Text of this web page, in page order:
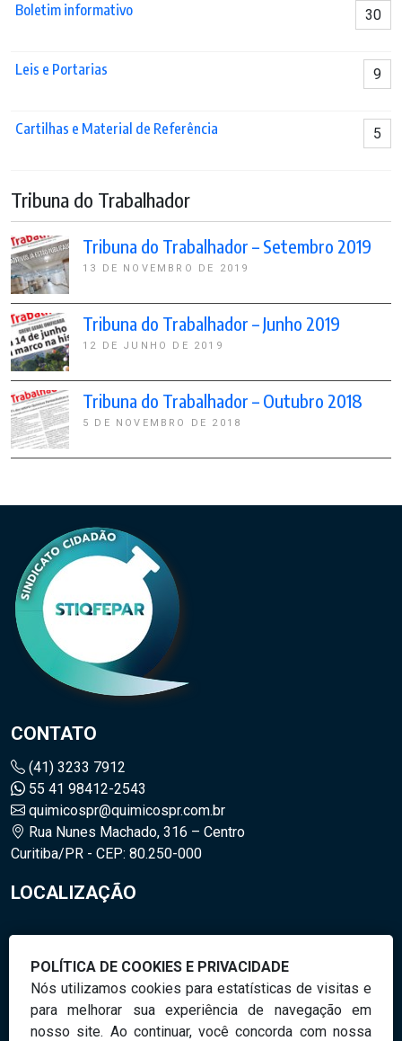
Boletim informativo 30
Leis e Portarias 9
Cartilhas e Material de Referência 5
Tribuna do Trabalhador
Tribuna do Trabalhador – Setembro 2019
13 DE NOVEMBRO DE 2019
Tribuna do Trabalhador – Junho 2019
12 DE JUNHO DE 2019
Tribuna do Trabalhador – Outubro 2018
5 DE NOVEMBRO DE 2018
CONTATO
(41) 3233 7912
55 41 98412-2543
quimicospr@quimicospr.com.br
Rua Nunes Machado, 316 – Centro
Curitiba/PR - CEP: 80.250-000
LOCALIZAÇÃO
POLÍTICA DE COOKIES E PRIVACIDADE
Nós utilizamos cookies para estatísticas de visitas e
para melhorar sua experiência de navegação em
nosso site. Ao continuar, você concorda com nossa